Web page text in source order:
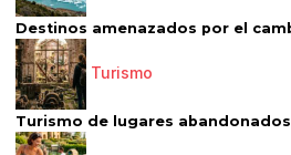
Destinos amenazados por el
Turismo
Turismo de lugares